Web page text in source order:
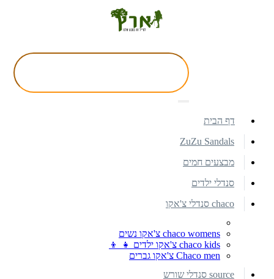
דף הבית
ZuZu Sandals
מבצעים חמים
סנדלי ילדים
chaco סנדלי צ'אקו
chaco womens צ'אקו נשים
chaco kids צ'אקו ילדים 👧 👦
Chaco men צ'אקו גברים
source סנדלי שורש